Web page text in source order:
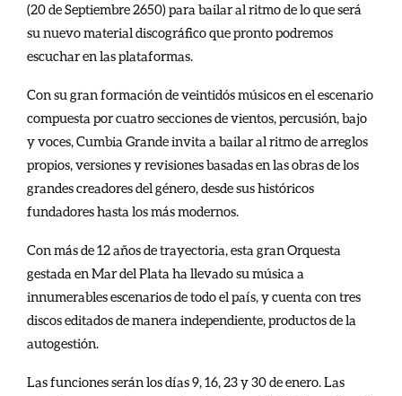
(20 de Septiembre 2650) para bailar al ritmo de lo que será
su nuevo material discográfico que pronto podremos
escuchar en las plataformas.
Con su gran formación de veintidós músicos en el escenario
compuesta por cuatro secciones de vientos, percusión, bajo
y voces, Cumbia Grande invita a bailar al ritmo de arreglos
propios, versiones y revisiones basadas en las obras de los
grandes creadores del género, desde sus históricos
fundadores hasta los más modernos.
Con más de 12 años de trayectoria, esta gran Orquesta
gestada en Mar del Plata ha llevado su música a
innumerables escenarios de todo el país, y cuenta con tres
discos editados de manera independiente, productos de la
autogestión.
Las funciones serán los días 9, 16, 23 y 30 de enero. Las